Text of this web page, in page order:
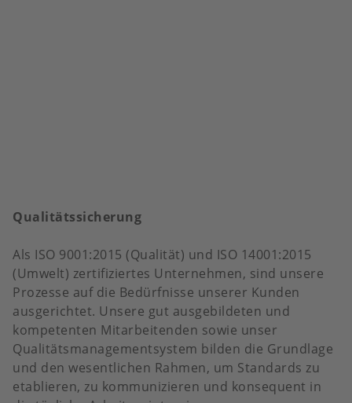
Qualitätssicherung
Als ISO 9001:2015 (Qualität) und ISO 14001:2015
(Umwelt) zertifiziertes Unternehmen, sind unsere
Prozesse auf die Bedürfnisse unserer Kunden
ausgerichtet. Unsere gut ausgebildeten und
kompetenten Mitarbeitenden sowie unser
Qualitätsmanagementsystem bilden die Grundlage
und den wesentlichen Rahmen, um Standards zu
etablieren, zu kommunizieren und konsequent in